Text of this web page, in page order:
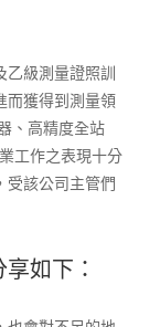
乙級測量證照訓
而獲得到測量領
、高精度全站
工作之表現十分
受該公司主管們
如下：